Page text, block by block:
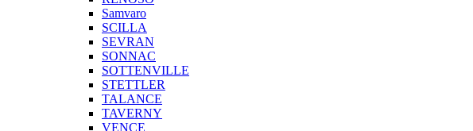
Samvaro
SCILLA
SEVRAN
SONNAC
SOTTENVILLE
STETTLER
TALANCE
TAVERNY
VENCE